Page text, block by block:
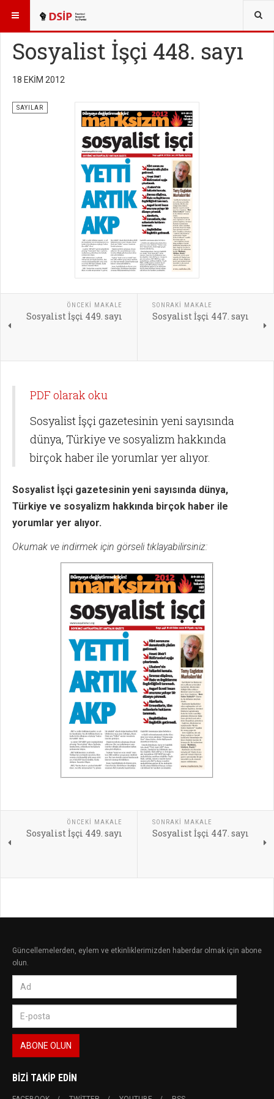
BURADASINIZ: YAYINLAR
Sosyalist İşçi 448. sayı
18 EKIM 2012
SAYILAR
ÖNCEKI MAKALE
Sosyalist İşçi 449. sayı
SONRAKI MAKALE
Sosyalist İşçi 447. sayı
PDF olarak oku
Sosyalist İşçi gazetesinin yeni sayısında
dünya, Türkiye ve sosyalizm hakkında
birçok haber ile yorumlar yer alıyor.
Sosyalist İşçi gazetesinin yeni sayısında dünya,
Türkiye ve sosyalizm hakkında birçok haber ile
yorumlar yer alıyor.
Okumak ve indirmek için görseli tıklayabilirsiniz:
ÖNCEKI MAKALE
Sosyalist İşçi 449. sayı
SONRAKI MAKALE
Sosyalist İşçi 447. sayı
Güncellemelerden, eylem ve etkinliklerimizden haberdar olmak için abone
olun.
BIZI TAKIP EDIN